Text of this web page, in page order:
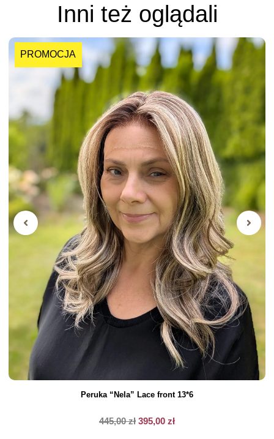
Inni też oglądali
PROMOCJA
Peruka “Nela” Lace front 13*6
445,00zł 395,00 zł